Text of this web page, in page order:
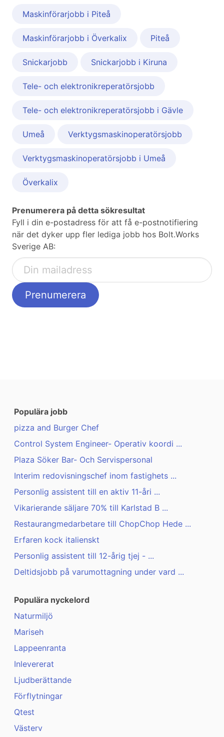
Maskinförarjobb i Piteå
Maskinförarjobb i Överkalix Piteå
Snickarjobb Snickarjobb i Kiruna
Tele- och elektronikreperatörsjobb
Tele- och elektronikreperatörsjobb i Gävle
Umeå Verktygsmaskinoperatörsjobb
Verktygsmaskinoperatörsjobb i Umeå
Överkalix
Prenumerera på detta sökresultat
Fyll i din e-postadress för att få e-postnotifiering
när det dyker upp fler lediga jobb hos Bolt.Works
Sverige AB:
Populära jobb
pizza and Burger Chef
Control System Engineer- Operativ koordi ...
Plaza Söker Bar- Och Servispersonal
Interim redovisningschef inom fastighets ...
Personlig assistent till en aktiv 11-åri ...
Vikarierande säljare 70% till Karlstad B ...
Restaurangmedarbetare till ChopChop Hede ...
Erfaren kock italienskt
Personlig assistent till 12-årig tjej - ...
Deltidsjobb på varumottagning under vard ...
Populära nyckelord
Naturmiljö
Mariseh
Lappeenranta
Inlevererat
Ljudberättande
Förflytningar
Qtest
Västerv